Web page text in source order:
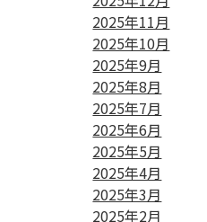
2025年11月
2025年10月
2025年9月
2025年8月
2025年7月
2025年6月
2025年5月
2025年4月
2025年3月
2025年2月